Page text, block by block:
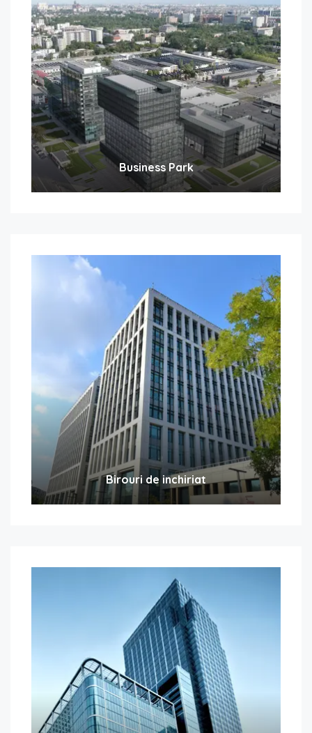
Business Park
Birouri de inchiriat